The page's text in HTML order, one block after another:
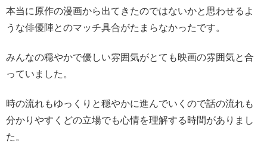
本当に原作の漫画から出てきたのではないかと思わせるよ
うな俳優陣とのマッチ具合がたまらなかったです。
みんなの穏やかで優しい雰囲気がとても映画の雰囲気と合
っていました。
時の流れもゆっくりと穏やかに進んでいくので話の流れも
分かりやすくどの立場でも心情を理解する時間がありまし
た。